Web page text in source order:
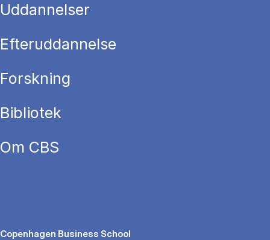
Uddannelser
Efteruddannelse
Forskning
Bibliotek
Om CBS
Copenhagen Business School